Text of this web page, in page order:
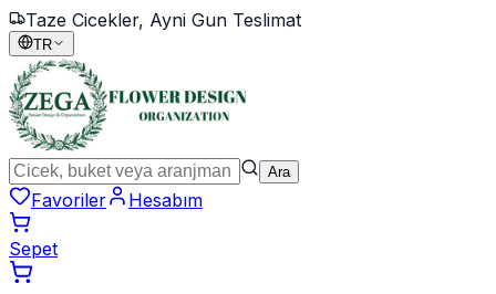
Taze Cicekler, Ayni Gun Teslimat
TR
Ara
Favoriler Hesabım
Sepet